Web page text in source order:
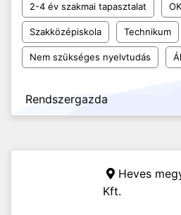
2-4 év szakmai tapasztalat
Szakközépiskola Technikum
Nem szükséges nyelvtudás
Rendszergazda
Heves
Kft.